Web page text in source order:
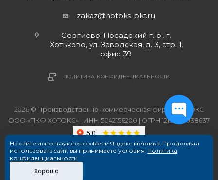
zakaz@hotoks-pkf.ru
Сергиево-Посадский г. о., г.
Хотьково, ул. Заводская, д. 3, стр. 1,
офис 39
ПОЛИТИКА КОНФИДЕНЦИАЛЬНОСТИ
2026 © Производственно-коммерческая фирма ХОТОКС
ООО «ПКФ ХОТОКС» | ИНН 5042156200 | ОГРН 1215000038637
На сайте используются cookies и Яндекс метрика. Продолжая
использовать сайт, вы принимаете условия. Политика
конфиденциальности
Хорошо